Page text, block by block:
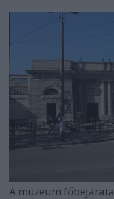
A múzeum főbejárata